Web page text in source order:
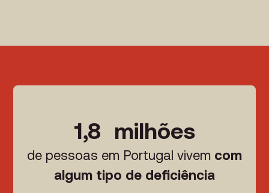
1,8 milhões
de pessoas em Portugal vivem com
algum tipo de deficiência